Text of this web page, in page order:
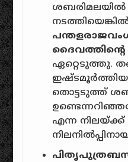
ശബരിമലയിൽ
ദൈവത്തിൻ്റെ
ഏറ്റെടുത്തു.
തൊട്ടടുത്ത്
എന്ന നിലയ്ക്ക്